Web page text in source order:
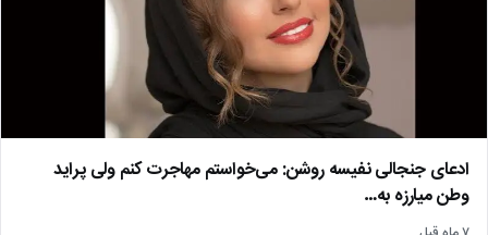
ادعای جنجالی نفیسه روشن: می‌خواستم مهاجرت کنم ولی پراید
وطن میارزه به…